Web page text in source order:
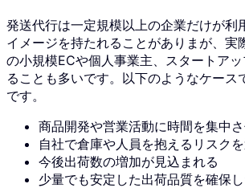
発送代行は一定規模以上の企業だけが利
イメージを持たれることがありまが、実
の小規模ECや個人事業主、スタートア
ることも多いです。以下のようなケース
です。
商品開発や営業活動に時間を集中
自社で倉庫や人員を抱えるリスク
今後出荷数の増加が見込まれる
少量でも安定した出荷品質を確保